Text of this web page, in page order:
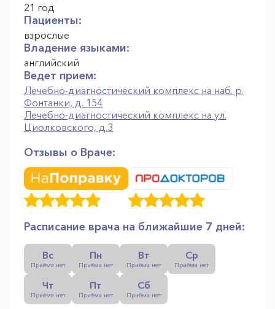
21 год
Пациенты:
взрослые
Владение языками:
английский
Ведет прием:
Лечебно-диагностический комплекс на наб. р.
Фонтанки, д. 154
Лечебно-диагностический комплекс на ул.
Циолковского, д.3
Отзывы о Враче:
Расписание врача на ближайшие 7 дней:
Вс
Приёма нет
Пн
Приёма нет
Вт
Приёма нет
Ср
Приёма нет
Чт
Приёма нет
Пт
Приёма нет
Сб
Приёма нет